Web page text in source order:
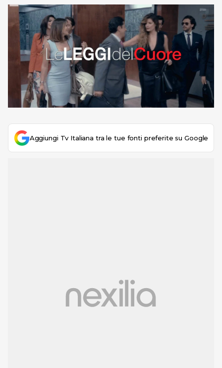
Aggiungi Tv Italiana tra le tue fonti preferite su Google